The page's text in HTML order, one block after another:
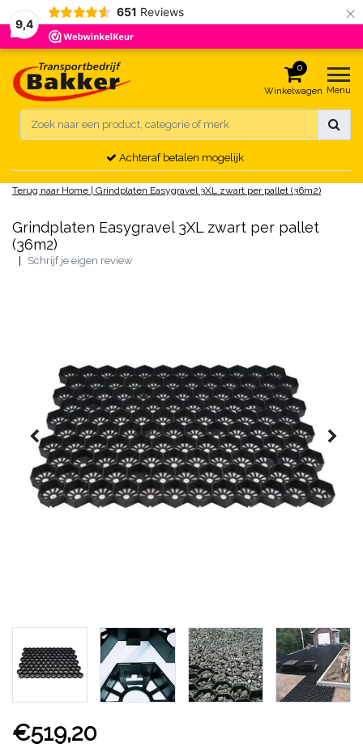
9,4
651 Reviews ×
0
Winkelwagen Menu
Achteraf betalen mogelijk
Terug naar Home Grindplaten Easygravel 3XL zwart per pallet (36m2)
Grindplaten Easygravel 3XL zwart per pallet
(36m2)
Schrijf je eigen review
€519,20